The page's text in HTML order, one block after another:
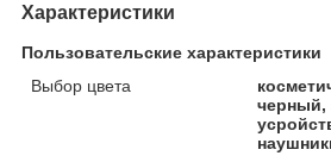
Характеристики
Пользовательские характеристики
Выбор цвета
черный,